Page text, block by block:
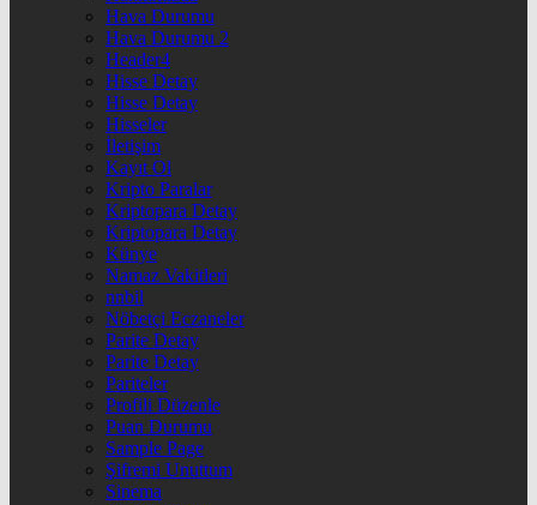
Hava Durumu
Hava Durumu 2
Header4
Hisse Detay
Hisse Detay
Hisseler
İletişim
Kayıt Ol
Kripto Paralar
Kriptopara Detay
Kriptopara Detay
Künye
Namaz Vakitleri
nnbil
Nöbetçi Eczaneler
Parite Detay
Parite Detay
Pariteler
Profili Düzenle
Puan Durumu
Sample Page
Şifremi Unuttum
Sinema